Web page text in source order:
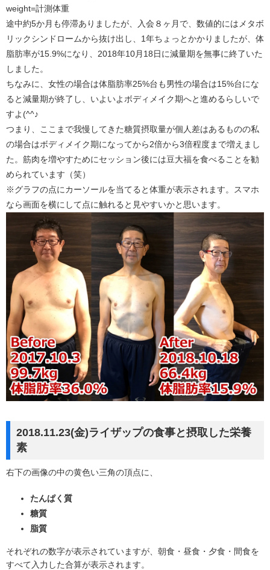
weight=計測体重
途中約5か月も停滞ありましたが、入会８ヶ月で、数値的にはメタボ
リックシンドロームから抜け出し、1年ちょっとかかりましたが、体
脂肪率が15.9%になり、2018年10月18日に減量期を無事に終了いた
しました。
ちなみに、女性の場合は体脂肪率25%台も男性の場合は15%台にな
ると減量期が終了し、いよいよボディメイク期へと進めるらしいで
すよ(^^♪
つまり、ここまで我慢してきた糖質摂取量が個人差はあるものの私
の場合はボディメイク期になってから2倍から3倍程度まで増えまし
た。筋肉を増やすためにセッション後には豆大福を食べることを勧
められています（笑）
※グラフの点にカーソールを当てると体重が表示されます。スマホ
なら画面を横にして点に触れると見やすいかと思います。
2018.11.23(金)ライザップの食事と摂取した栄養
素
右下の画像の中の黄色い三角の頂点に、
たんぱく質
糖質
脂質
それぞれの数字が表示されていますが、朝食・昼食・夕食・間食を
すべて入力した合算が表示されます。